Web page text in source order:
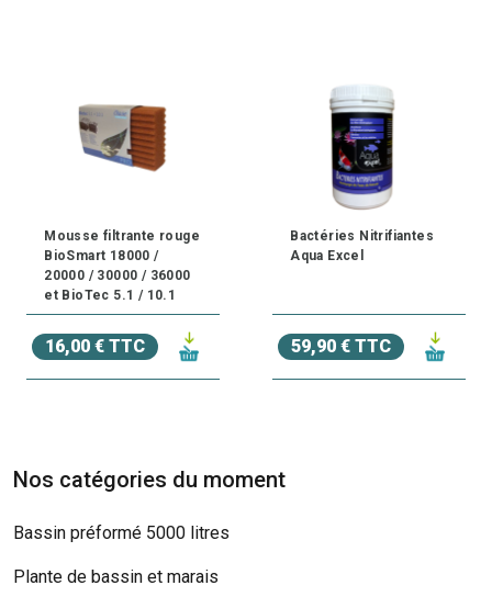
Mousse filtrante rouge
BioSmart 18000 /
20000 / 30000 / 36000
et BioTec 5.1 / 10.1
16,00 € TTC
Bactéries Nitrifiantes
Aqua Excel
59,90 € TTC
Nos catégories du moment
Bassin préformé 5000 litres
Plante de bassin et marais